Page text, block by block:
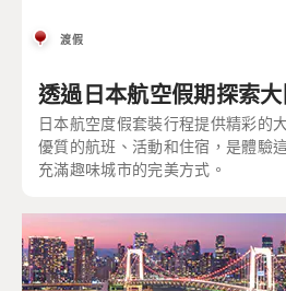
渡假
透過日本航空假期探索
日本航空度假套裝行程提供精彩的
優質的航班、活動和住宿，是體驗
充滿趣味城市的完美方式。